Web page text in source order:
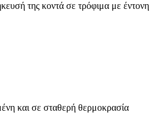
της κοντά σε τρόφιμα με έντονη
και σε σταθερή θερμοκρασία